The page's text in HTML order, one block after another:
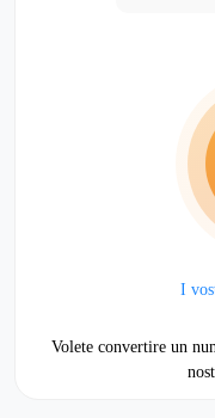
I
Volete convertire un